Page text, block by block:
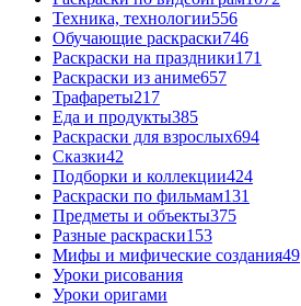
Техника, технологии556
Обучающие раскраски746
Раскраски на праздники171
Раскраски из аниме657
Трафареты217
Еда и продукты385
Раскраски для взрослых694
Сказки42
Подборки и коллекции424
Раскраски по фильмам131
Предметы и объекты375
Разные раскраски153
Мифы и мифические создания49
Уроки рисования
Уроки оригами